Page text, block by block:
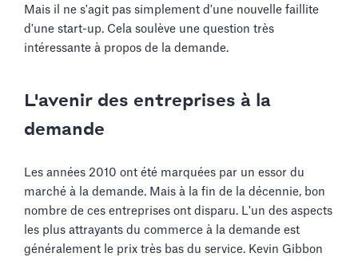
Mais il ne s'agit pas simplement d'une nouvelle faillite
d'une start-up. Cela soulève une question très
intéressante à propos de la demande.
L'avenir des entreprises à la
demande
Les années 2010 ont été marquées par un essor du
marché à la demande. Mais à la fin de la décennie, bon
nombre de ces entreprises ont disparu. L'un des aspects
les plus attrayants du commerce à la demande est
généralement le prix très bas du service. Kevin Gibbon